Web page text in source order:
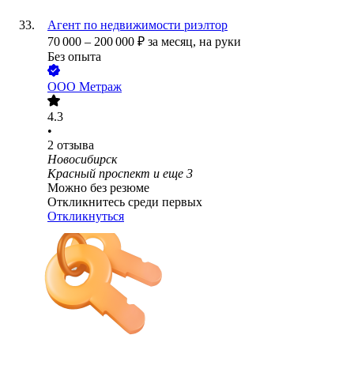
Агент по недвижимости риэлтор
70 000 – 200 000 ₽ за месяц, на руки
Без опыта
ООО Метраж
4.3
•
2 отзыва
Новосибирск
Красный проспект и еще 3
Можно без резюме
Откликнитесь среди первых
Откликнуться